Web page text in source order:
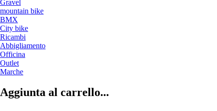
Gravel
mountain bike
BMX
City bike
Ricambi
Abbigliamento
Officina
Outlet
Marche
Aggiunta al carrello...